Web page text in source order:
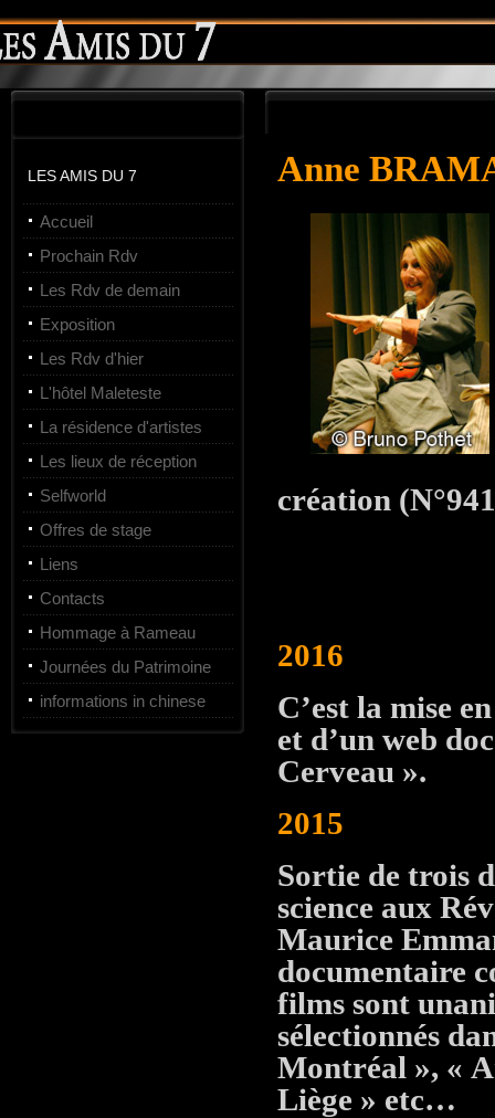
LES AMIS DU 7
Accueil
Prochain Rdv
Les Rdv de demain
Exposition
Les Rdv d'hier
L'hôtel Maleteste
La résidence d'artistes
Les lieux de réception
Selfworld
Offres de stage
Liens
Contacts
Hommage à Rameau
Journées du Patrimoine
informations in chinese
Anne
création
2016
C’est la mise
et d’un web
Cerveau ».
2015
Sortie de trois
science aux
Maurice
documentaire
films sont
sélectionnés
Montréal », «
Liège » etc…